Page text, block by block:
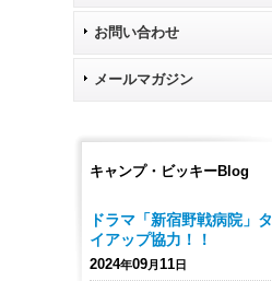
お問い合わせ
メールマガジン
キャンプ・ビッキーBlog
ドラマ「新宿野戦病院」タ
イアップ協力！！
2024年09月11日